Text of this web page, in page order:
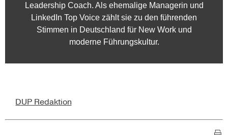
Leadership Coach. Als ehemalige Managerin und
LinkedIn Top Voice zählt sie zu den führenden
Stimmen in Deutschland für New Work und
moderne Führungskultur.
DUP Redaktion